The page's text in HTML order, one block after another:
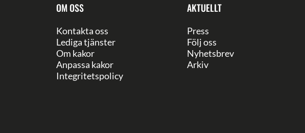
OM OSS
Kontakta oss
Lediga tjänster
Om kakor
Anpassa kakor
Integritetspolicy
AKTUELLT
Press
Följ oss
Nyhetsbrev
Arkiv